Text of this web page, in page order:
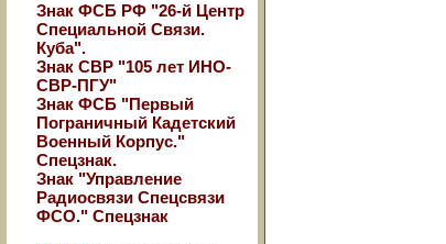
Знак ФСБ РФ "26-й Центр
Специальной Связи.
Куба".
Знак СВР "105 лет ИНО-
СВР-ПГУ"
Знак ФСБ "Первый
Пограничный Кадетский
Военный Корпус."
Спецзнак.
Знак "Управление
Радиосвязи Спецсвязи
ФСО." Спецзнак